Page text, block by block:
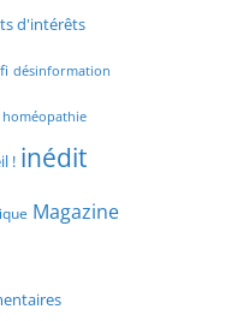
d'intérêts
désinformation
homéopathie
! inédit
Magazine